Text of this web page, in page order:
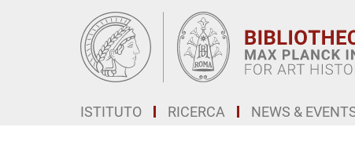
ISTITUTO RICERCA NEWS &